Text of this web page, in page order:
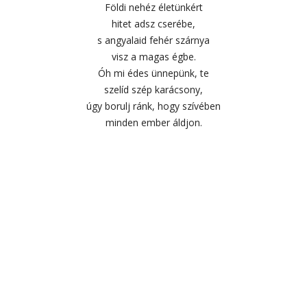
Földi nehéz életünkért
hitet adsz cserébe,
s angyalaid fehér szárnya
visz a magas égbe.
Óh mi édes ünnepünk, te
szelíd szép karácsony,
úgy borulj ránk, hogy szívében
minden ember áldjon.